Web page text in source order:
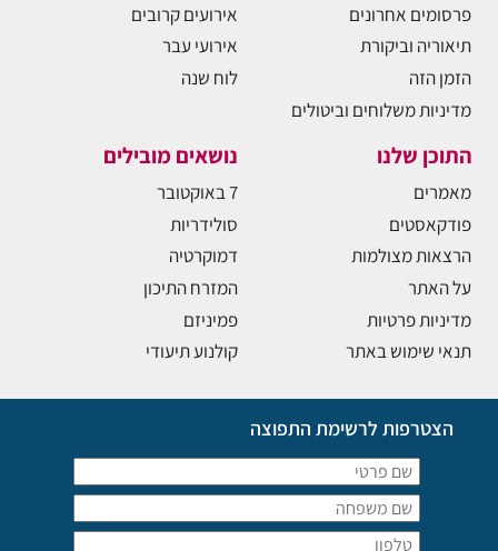
פרסומים אחרונים
תיאוריה וביקורת
הזמן הזה
מדיניות משלוחים וביטולים
אירועים קרובים
אירועי עבר
לוח שנה
התוכן שלנו
מאמרים
פודקאסטים
הרצאות מצולמות
על האתר
מדיניות פרטיות
תנאי שימוש באתר
נושאים מובילים
7 באוקטובר
סולידריות
דמוקרטיה
המזרח התיכון
פמיניזם
קולנוע תיעודי
הצטרפות לרשימת התפוצה